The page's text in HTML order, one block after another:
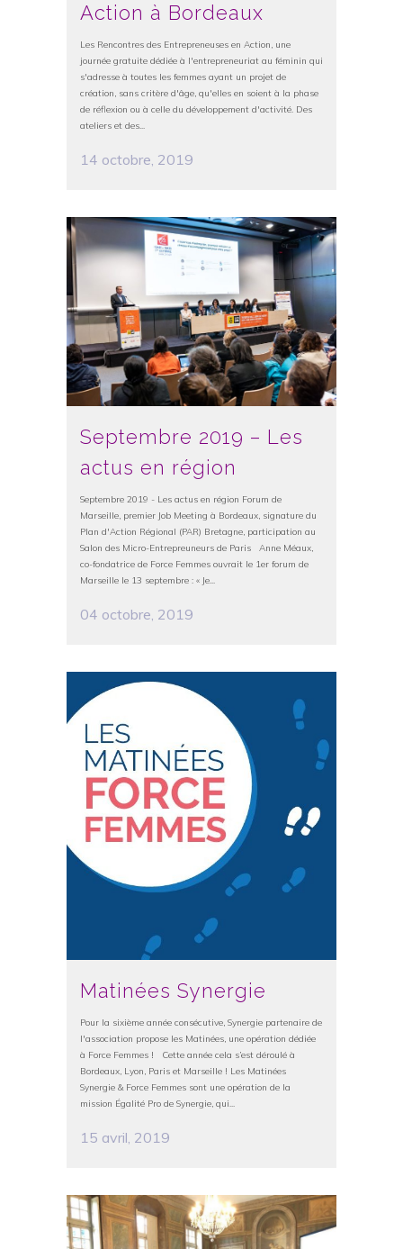
Action à Bordeaux
Les Rencontres des Entrepreneuses en Action, une
journée gratuite dédiée à l'entrepreneuriat au féminin qui
s'adresse à toutes les femmes ayant un projet de
création, sans critère d'âge, qu'elles en soient à la phase
de réflexion ou à celle du développement d'activité. Des
ateliers et des...
14 octobre, 2019
Septembre 2019 – Les
actus en région
Septembre 2019 - Les actus en région Forum de
Marseille, premier Job Meeting à Bordeaux, signature du
Plan d'Action Régional (PAR) Bretagne, participation au
Salon des Micro-Entrepreuneurs de Paris Anne Méaux,
co-fondatrice de Force Femmes ouvrait le 1er forum de
Marseille le 13 septembre : « Je...
04 octobre, 2019
Matinées Synergie
Pour la sixième année consécutive, Synergie partenaire de
l'association propose les Matinées, une opération dédiée
à Force Femmes ! Cette année cela s’est déroulé à
Bordeaux, Lyon, Paris et Marseille ! Les Matinées
Synergie & Force Femmes sont une opération de la
mission Égalité Pro de Synergie, qui...
15 avril, 2019